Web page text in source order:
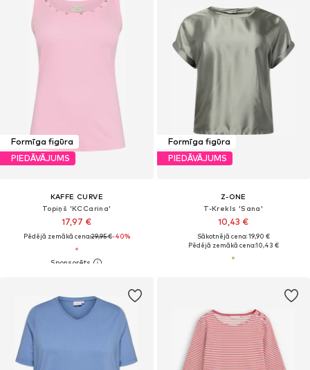
Formīga figūra
PIEDĀVĀJUMS
KAFFE CURVE
Topiņš 'KCCarina'
17,97 €
Pēdējā zemākā cena:29,95 €-40%
Formīga figūra
PIEDĀVĀJUMS
Z-ONE
T-Krekls 'Sana'
10,43 €
Sākotnējā cena: 19,90 €
Pēdējā zemākā cena:10,43 €